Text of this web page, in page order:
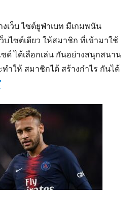
เว็บ ไซต์ยูฟ่าเบท มีเกมพนัน
บไซต์เดียว ให้สมาชิก ที่เข้ามาใช้
ด์ ได้เลือกเล่น กันอย่างสนุกสนาน
ำให้ สมาชิกได้ สร้างกำไร กันได้